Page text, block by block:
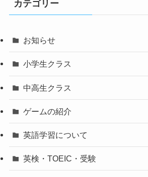
カテゴリー
お知らせ
小学生クラス
中高生クラス
ゲームの紹介
英語学習について
英検・TOEIC・受験